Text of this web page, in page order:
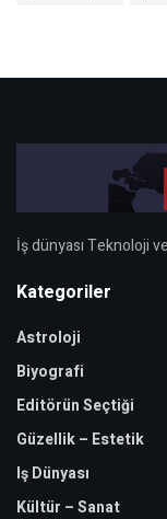
İş dünyası Teknoloji
Kategoriler
Astroloji
Biyografi
Editörün Seçtiği
Güzellik – Estetik
Iş Dünyası
Kültür – Sanat